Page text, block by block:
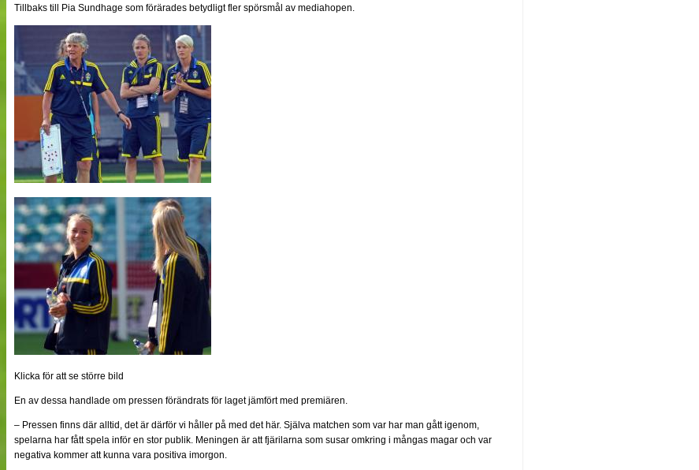
Tillbaks till Pia Sundhage som förärades betydligt fler spörsmål av mediahopen.
Klicka för att se större bild
En av dessa handlade om pressen förändrats för laget jämfört med premiären.
– Pressen finns där alltid, det är därför vi håller på med det här. Själva matchen som var har man gått igenom,
spelarna har fått spela inför en stor publik. Meningen är att fjärilarna som susar omkring i mångas magar och var
negativa kommer att kunna vara positiva imorgon.